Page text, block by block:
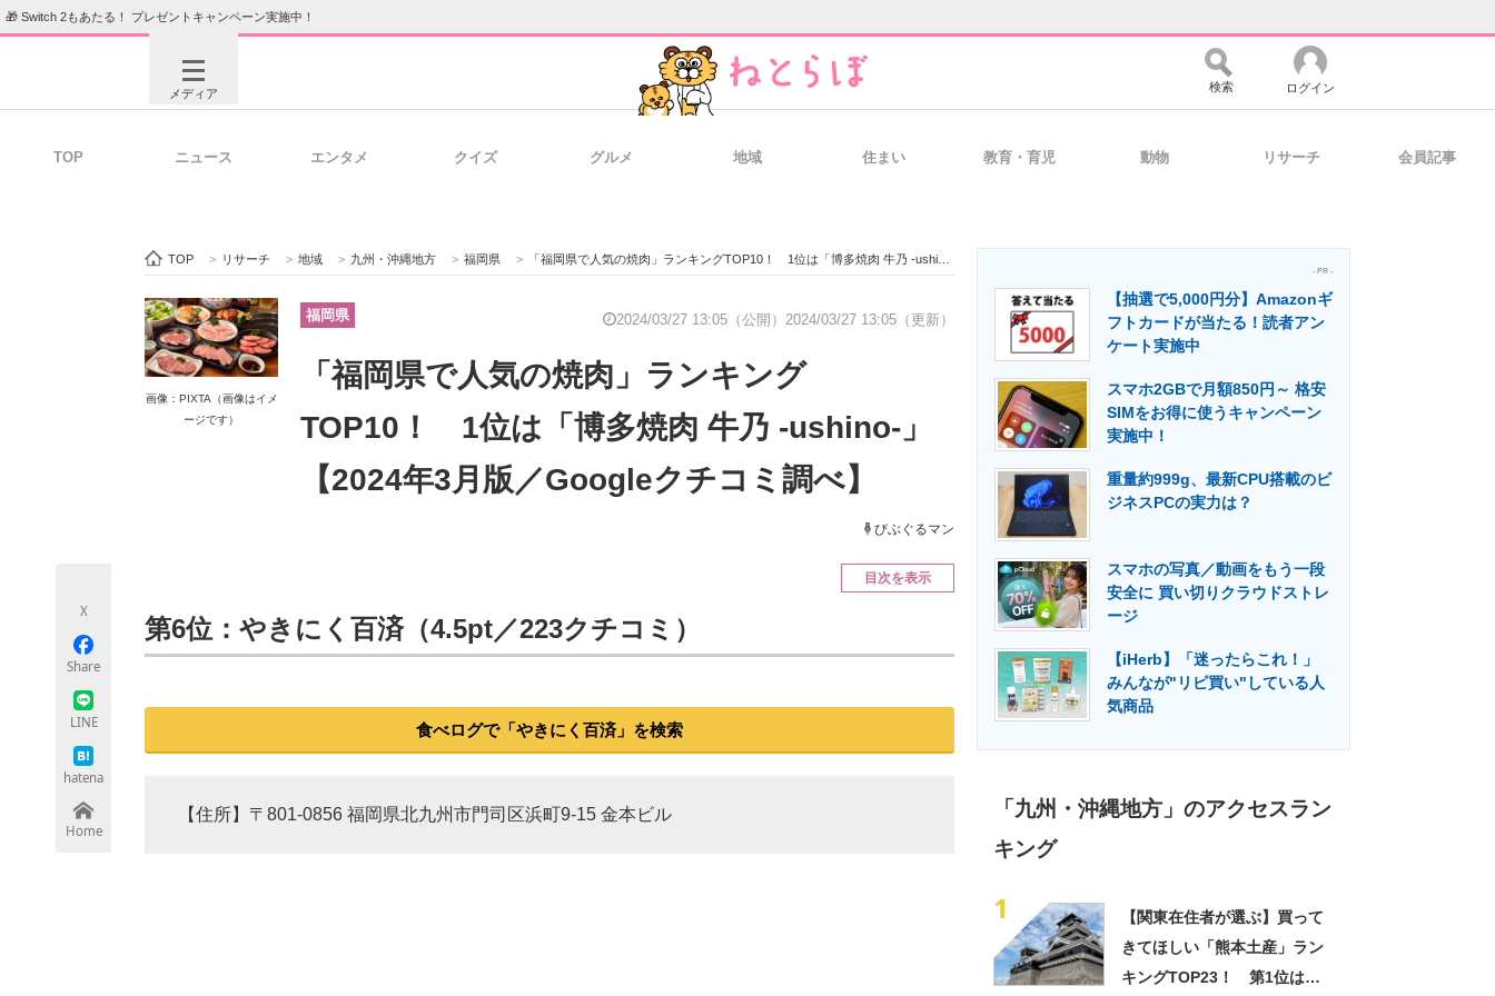
🎁 Switch 2もあたる！ プレゼントキャンペーン実施中！
メディア
ビジネスと働き方のヒント 経営リーダーのコミュニティ マーケ×ITの今がよく分かる
ITエンジニア向け専門サイト IT製品の技術・比較・事例 製造業のIT導入・活用を支援
エネルギーの専門メディア 建設×テクノロジーの最前線
ちょっと気になるネットの話題
検索 ログイン
TOP ニュース エンタメ クイズ グルメ 地域 住まい 教育・育児 動物 リサーチ 会員記事
TOP > リサーチ > 地域 > 九州・沖縄地方 > 福岡県 > 「福岡県で人気の焼肉」ランキングTOP10！ 1位は「博多焼肉 牛乃 -ushino-」【2024年3月版／Googleクチコミ調べ】
画像：PIXTA（画像はイメ
ージです）
福岡県 2024/03/27 13:05（公開） 2024/03/27 13:05（更新）
「福岡県で人気の焼肉」ランキング
TOP10！ 1位は「博多焼肉 牛乃 -ushino-」
【2024年3月版／Googleクチコミ調べ】
びぶぐるマン
X
Share
LINE
hatena
Home
目次を表示
第6位：やきにく百済（4.5pt／223クチコミ）
食べログで「やきにく百済」を検索
【住所】〒801-0856 福岡県北九州市門司区浜町9-15 金本ビル
- PR -
【抽選で5,000円分】Amazonギ
フトカードが当たる！読者アン
ケート実施中
スマホ2GBで月額850円～ 格安
SIMをお得に使うキャンペーン
実施中！
重量約999g、最新CPU搭載のビ
ジネスPCの実力は？
スマホの写真／動画をもう一段
安全に 買い切りクラウドストレ
ージ
【iHerb】「迷ったらこれ！」
みんなが"リピ買い"している人
気商品
「九州・沖縄地方」のアクセスラン
キング
1
【関東在住者が選ぶ】買って
きてほしい「熊本土産」ラン
キングTOP23！ 第1位は